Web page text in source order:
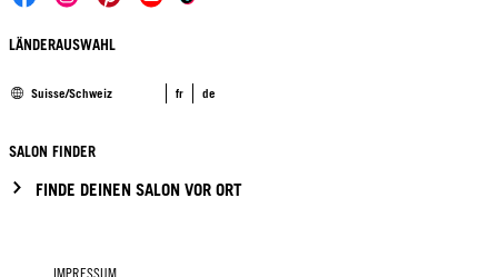
LÄNDERAUSWAHL
Suisse/Schweiz fr de
SALON FINDER
FINDE DEINEN SALON VOR ORT